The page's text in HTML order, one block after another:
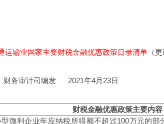
运输业国家主要财税金融优惠政策目录清单 （
财务审计司编发 2021年4月23日
财税金融优惠政策主要内容
型微利企业年应纳税所得额不超过100万元的部